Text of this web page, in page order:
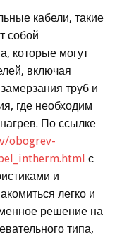
кабели, такие
собой
которые могут
включая
труб и
где необходим
По ссылке
obogrev-
с
и
легко и
решение на
типа,